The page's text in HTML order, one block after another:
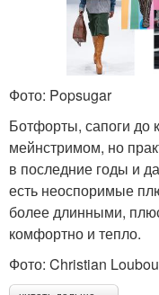
Фото: Popsugar
Ботфорты, сапоги до
мейнстримом, но
в последние годы и
есть неоспоримые
более длинными,
комфортно и тепло.
Фото: Christian